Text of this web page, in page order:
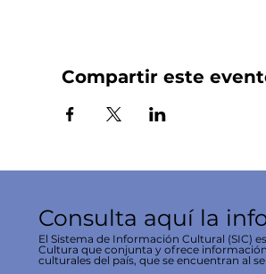
Compartir este
Consulta aquí la
El Sistema de Información Cultural (SIC)
Cultura que conjunta y ofrece
culturales del país, que se encuentran al